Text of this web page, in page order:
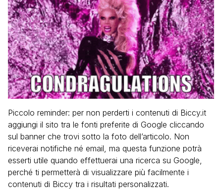
Piccolo reminder: per non perderti i contenuti di Biccy.it
aggiungi il sito tra le fonti preferite di Google cliccando
sul banner che trovi sotto la foto dell’articolo. Non
riceverai notifiche né email, ma questa funzione potrà
esserti utile quando effettuerai una ricerca su Google,
perché ti permetterà di visualizzare più facilmente i
contenuti di Biccy tra i risultati personalizzati.